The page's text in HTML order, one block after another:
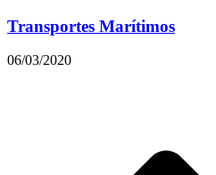
Transportes Marítimos
06/03/2020